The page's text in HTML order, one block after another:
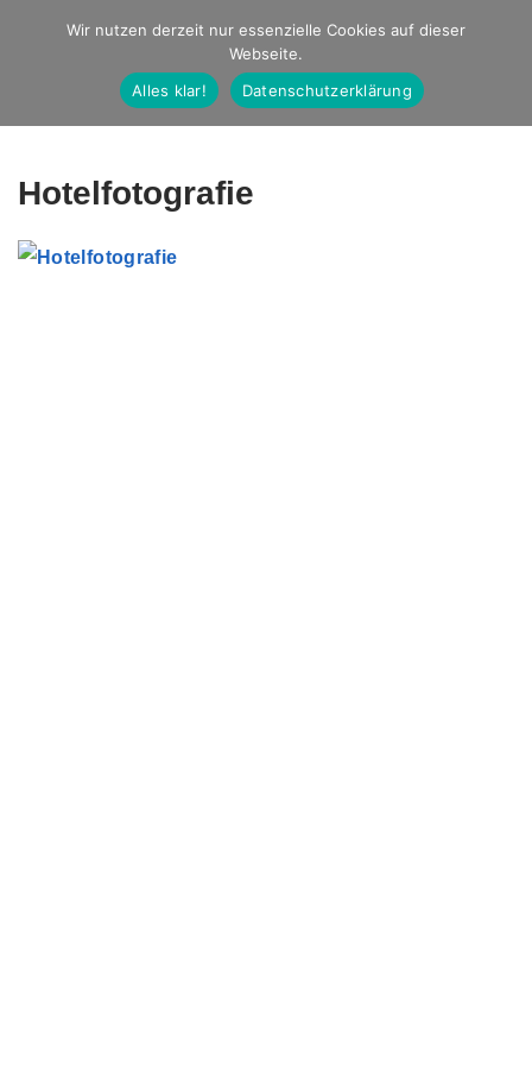
Studio Ernst
Fotografie
Hotelfotografie
Wir nutzen derzeit nur essenzielle Cookies auf dieser
Webseite.
Alles klar!
Datenschutzerklärung